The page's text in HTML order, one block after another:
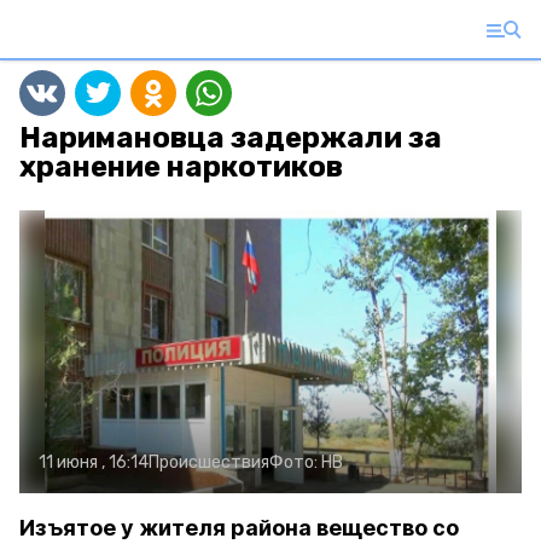
Наримановца задержали за
хранение наркотиков
11 июня , 16:14ПроисшествияФото:НВ
Изъятое у жителя района вещество со